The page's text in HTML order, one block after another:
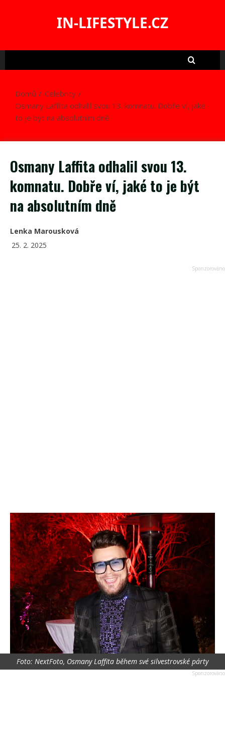
IN-LIFESTYLE.CZ
Domů
Celebrity
Osmany Laffita odhalil svou 13. komnatu. Dobře ví, jaké
to je být na absolutním dně
Osmany Laffita odhalil svou 13.
komnatu. Dobře ví, jaké to je být
na absolutním dně
Lenka Marousková
25. 2. 2025
Foto: NextFoto, Osmany Laffita během své silvestrovské párty